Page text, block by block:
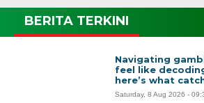
BERITA TERKINI
Navigating
feel like
here’s what
Saturday, 8 Aug 2026 -